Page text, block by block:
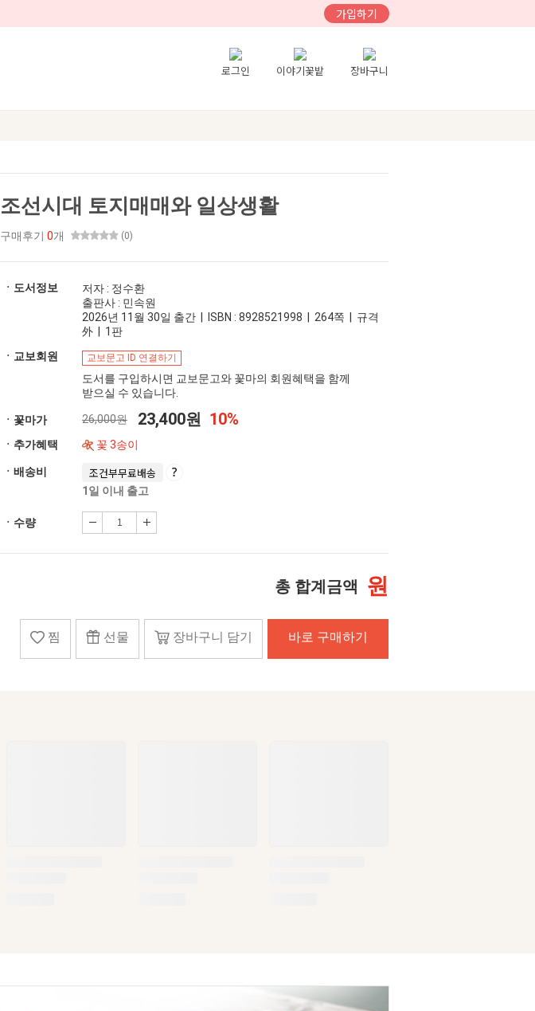
가입하기
로그인 이야기꽃밭 장바구니
조선시대 토지매매와 일상생활
구매후기 0개 (0)
ㆍ도서정보
저자 : 정수환
출판사 : 민속원
2026년 11월 30일 출간 | ISBN : 8928521998 | 264쪽 | 규격
外 | 1판
ㆍ교보회원
교보문고 ID 연결하기
도서를 구입하시면 교보문고와 꽃마의 회원혜택을 함께
받으실 수 있습니다.
ㆍ꽃마가 26,000원 23,400원 10%
ㆍ추가혜택 꽃 3송이
ㆍ배송비 조건부무료배송
1일 이내 출고
ㆍ수량
총 합계금액 원
찜 선물 장바구니 담기 바로 구매하기